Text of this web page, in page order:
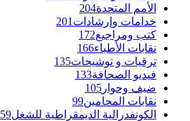
الأمم المتحدة204
خدامات وإرشادات 201
كتب ومراجيع172
نقابات الأطباء166
ترقيات و توشيحات135
فيديو الصحافة133
ضيف وحوار 105
نقابات المحامين99
الكونفدرالية الديمقراطية للشغل59